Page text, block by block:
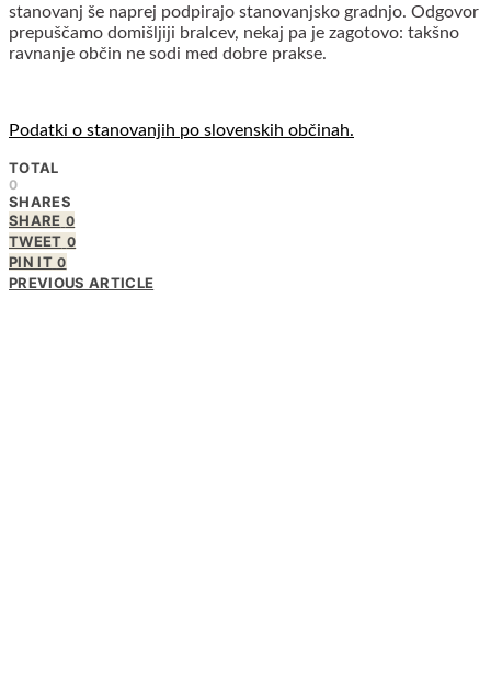
stanovanj še naprej podpirajo stanovanjsko gradnjo. Odgovor
prepuščamo domišljiji bralcev, nekaj pa je zagotovo: takšno
ravnanje občin ne sodi med dobre prakse.
Podatki o stanovanjih po slovenskih občinah.
TOTAL
0
SHARES
SHARE 0
TWEET 0
PIN IT 0
PREVIOUS ARTICLE